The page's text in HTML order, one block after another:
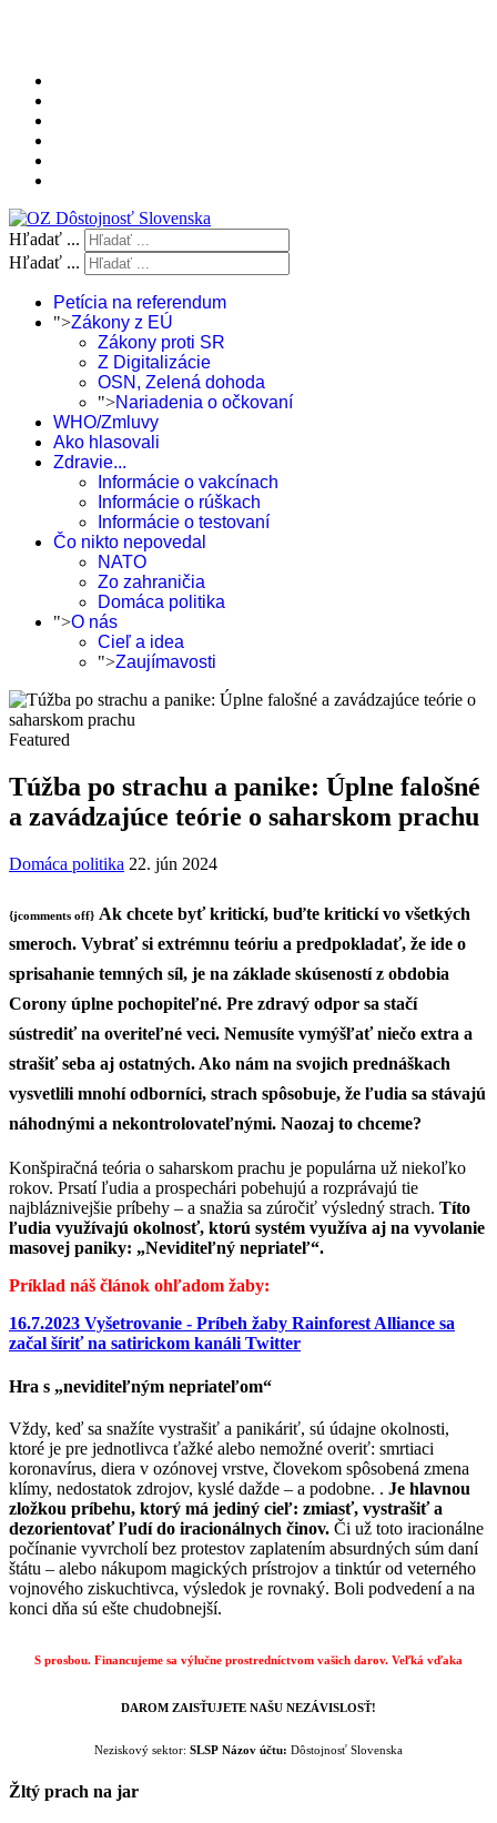
Hľadať ...
Hľadať ...
Petícia na referendum
">Zákony z EÚ
Zákony proti SR
Z Digitalizácie
OSN, Zelená dohoda
">Nariadenia o očkovaní
WHO/Zmluvy
Ako hlasovali
Zdravie...
Informácie o vakcínach
Informácie o rúškach
Informácie o testovaní
Čo nikto nepovedal
NATO
Zo zahraničia
Domáca politika
">O nás
Cieľ a idea
">Zaujímavosti
Featured
Túžba po strachu a panike: Úplne falošné
a zavádzajúce teórie o saharskom prachu
Domáca politika 22. jún 2024
{jcomments off} Ak chcete byť kritickí, buďte kritickí vo všetkých
smeroch. Vybrať si extrémnu teóriu a predpokladať, že ide o
sprisahanie temných síl, je na základe skúseností z obdobia
Corony úplne pochopiteľné. Pre zdravý odpor sa stačí
sústrediť na overiteľné veci. Nemusíte vymýšľať niečo extra a
strašiť seba aj ostatných. Ako nám na svojich prednáškach
vysvetlili mnohí odborníci, strach spôsobuje, že ľudia sa stávajú
náhodnými a nekontrolovateľnými. Naozaj to chceme?
Konšpiračná teória o saharskom prachu je populárna už niekoľko
rokov. Prsatí ľudia a prospechári pobehujú a rozprávajú tie
najbláznivejšie príbehy – a snažia sa zúročiť výsledný strach. Títo
ľudia využívajú okolnosť, ktorú systém využíva aj na vyvolanie
masovej paniky: „Neviditeľný nepriateľ“.
Príklad náš článok ohľadom žaby:
16.7.2023 Vyšetrovanie - Príbeh žaby Rainforest Alliance sa
začal šíriť na satirickom kanáli Twitter
Hra s „neviditeľným nepriateľom“
Vždy, keď sa snažíte vystrašiť a panikáriť, sú údajne okolnosti,
ktoré je pre jednotlivca ťažké alebo nemožné overiť: smrtiaci
koronavírus, diera v ozónovej vrstve, človekom spôsobená zmena
klímy, nedostatok zdrojov, kyslé dažde – a podobne. . Je hlavnou
zložkou príbehu, ktorý má jediný cieľ: zmiasť, vystrašiť a
dezorientovať ľudí do iracionálnych činov. Či už toto iracionálne
počínanie vyvrcholí bez protestov zaplatením absurdných súm daní
štátu – alebo nákupom magických prístrojov a tinktúr od veterného
vojnového ziskuchtivca, výsledok je rovnaký. Boli podvedení a na
konci dňa sú ešte chudobnejší.
S prosbou. Financujeme sa výlučne prostredníctvom vašich darov. Veľká vďaka
DAROM ZAISŤUJETE NAŠU NEZÁVISLOSŤ!
Neziskový sektor: SLSP Názov účtu: Dôstojnosť Slovenska
Žltý prach na jar